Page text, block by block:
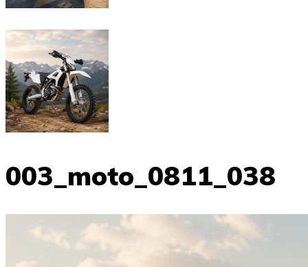
003_moto_0811_038